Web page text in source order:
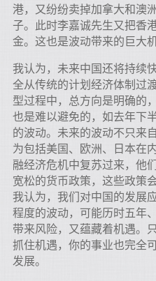
港，又纷纷卖掉加拿大和澳
子。此时李嘉诚先生又把香
金。这也是波动带来的巨大机
我认为，未来中国还将持续
全从传统的计划经济体制过
型过程中，总方向是明确的
也是难以避免的，如去年下
的波动。未来的波动不只来
为包括美国、欧洲、日本在
融经济危机中复苏过来，他
宽松的货币政策，这些政策
我认为，我们对中国的发展
程度的波动，可能历时五年
带来风险，又蕴藏着机遇。
抓住机遇，你的事业也完全
发展。